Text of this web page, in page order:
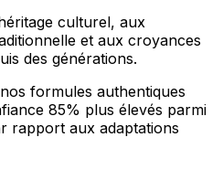
culturel, aux
et aux croyances
des générations.
formules authentiques
85% plus élevés parmi
rapport aux adaptations